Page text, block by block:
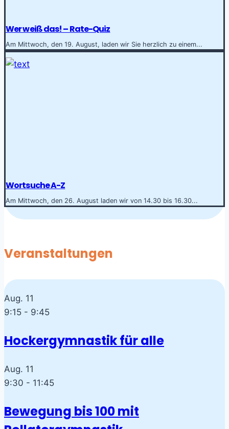
Wer weiß das! – Rate-Quiz
Am Mittwoch, den 19. August, laden wir Sie herzlich zu einem...
Wortsuche A-Z
Am Mittwoch, den 26. August laden wir von 14.30 bis 16.30...
Veranstaltungen
Aug. 11
9:15 - 9:45
Hockergymnastik für alle
Aug. 11
9:30 - 11:45
Bewegung bis 100 mit